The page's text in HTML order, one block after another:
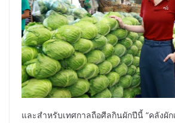
และสำหรับเทศกาลถือศีลกินผักปีนี้ “คลังผัก